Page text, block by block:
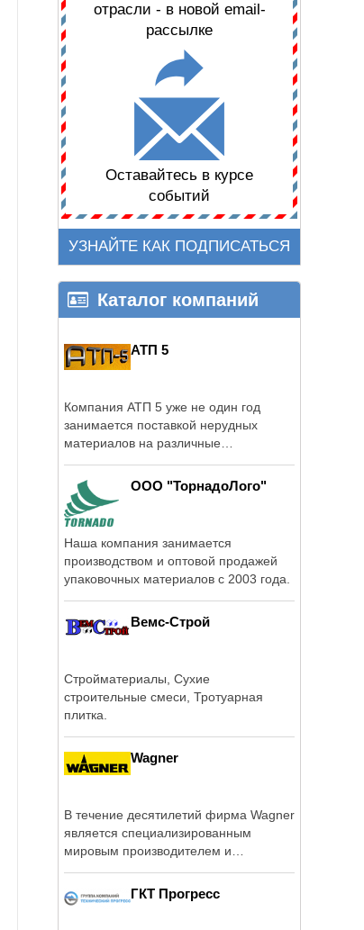
отрасли - в новой email-
рассылке
Оставайтесь в курсе
событий
УЗНАЙТЕ КАК ПОДПИСАТЬСЯ
Каталог компаний
АТП 5
Компания АТП 5 уже не один год
занимается поставкой нерудных
материалов на различные
ООО "ТорнадоЛого"
Наша компания занимается
производством и оптовой продажей
упаковочных материалов c 2003 года.
Вемс-Строй
Стройматериалы, Сухие
строительные смеси, Тротуарная
плитка.
Wagner
В течение десятилетий фирма Wagner
является специализированным
мировым производителем и
ГКТ Прогресс